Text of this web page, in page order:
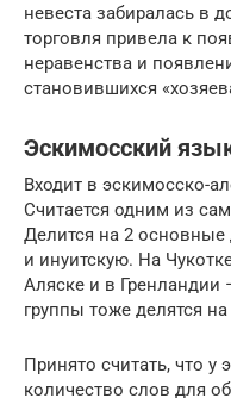
невеста забиралась в
торговля привела к
неравенства и
становившихся
Эскимосский
Входит в эскимосско-
Считается одним из
Делится на 2
и инуитскую. На
Аляске и в Гренландии
группы тоже делятся
Принято считать, что у
количество слов для